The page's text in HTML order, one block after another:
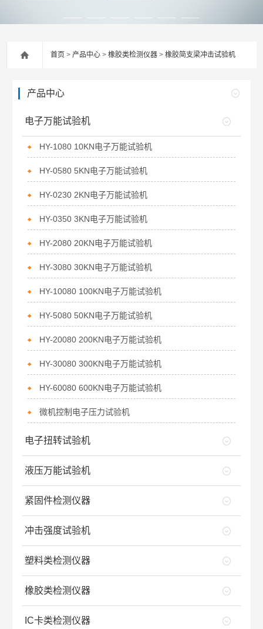
首页 >产品中心 >橡胶类检测仪器 >橡胶简支梁冲击试验机
产品中心
电子万能试验机
HY-1080 10KN电子万能试验机
HY-0580 5KN电子万能试验机
HY-0230 2KN电子万能试验机
HY-0350 3KN电子万能试验机
HY-2080 20KN电子万能试验机
HY-3080 30KN电子万能试验机
HY-10080 100KN电子万能试验机
HY-5080 50KN电子万能试验机
HY-20080 200KN电子万能试验机
HY-30080 300KN电子万能试验机
HY-60080 600KN电子万能试验机
微机控制电子压力试验机
电子扭转试验机
液压万能试验机
紧固件检测仪器
冲击强度试验机
塑料类检测仪器
橡胶类检测仪器
IC卡类检测仪器